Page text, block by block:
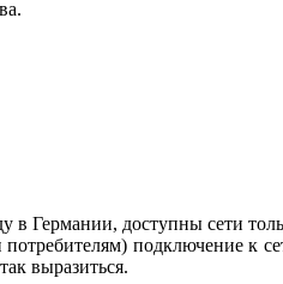
в Германии, доступны сети
подключение к
выразиться.